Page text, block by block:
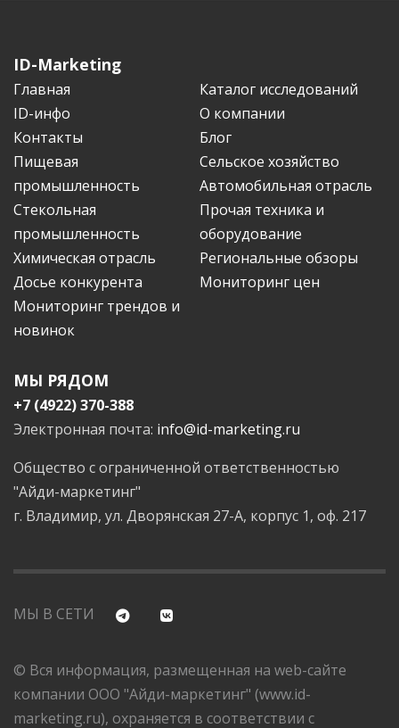
ID-Marketing
Главная
Каталог исследований
ID-инфо
О компании
Контакты
Блог
Пищевая
промышленность
Сельское хозяйство
Автомобильная отрасль
Стекольная
промышленность
Прочая техника и
оборудование
Химическая отрасль
Региональные обзоры
Досье конкурента
Мониторинг цен
Мониторинг трендов и
новинок
МЫ РЯДОМ
+7 (4922) 370-388
Электронная почта: info@id-marketing.ru
Общество с ограниченной ответственностью
"Айди-маркетинг"
г. Владимир, ул. Дворянская 27-А, корпус 1, оф. 217
МЫ В СЕТИ
© Вся информация, размещенная на web-сайте
компании ООО "Айди-маркетинг" (www.id-
marketing.ru), охраняется в соответствии с